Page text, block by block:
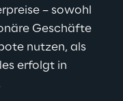
– sowohl
Geschäfte
nutzen, als
erfolgt in